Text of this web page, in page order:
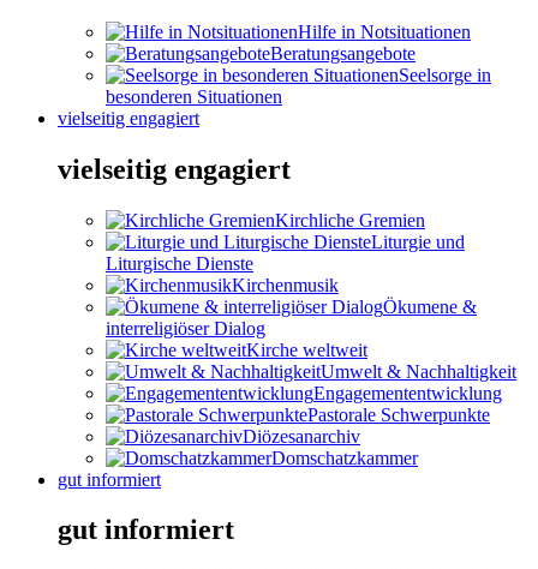
Hilfe in Notsituationen
Beratungsangebote
Seelsorge in
besonderen Situationen
vielseitig engagiert
vielseitig engagiert
Kirchliche Gremien
Liturgie und
Liturgische Dienste
Kirchenmusik
Ökumene &
interreligiöser Dialog
Kirche weltweit
Umwelt & Nachhaltigkeit
Engagemententwicklung
Pastorale Schwerpunkte
Diözesanarchiv
Domschatzkammer
gut informiert
gut informiert